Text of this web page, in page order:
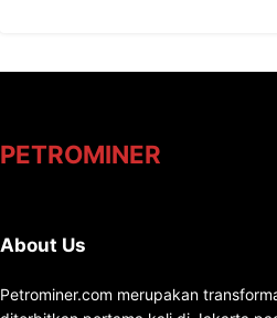
PETROMINER
About Us
Petrominer.com merupakan